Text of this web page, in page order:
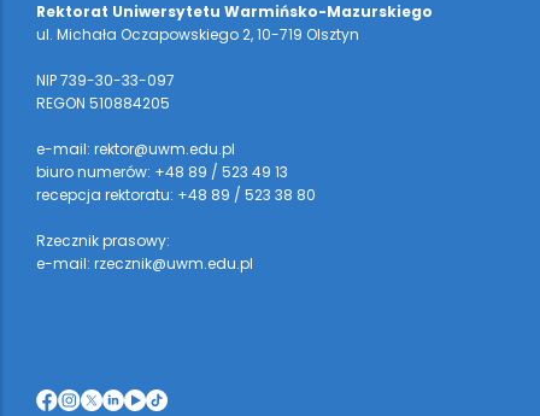
Rektorat Uniwersytetu Warmińsko-Mazurskiego
ul. Michała Oczapowskiego 2, 10-719 Olsztyn
NIP 739-30-33-097
REGON 510884205
e-mail: rektor@uwm.edu.pl
biuro numerów: +48 89 / 523 49 13
recepcja rektoratu: +48 89 / 523 38 80
Rzecznik prasowy:
e-mail: rzecznik@uwm.edu.pl